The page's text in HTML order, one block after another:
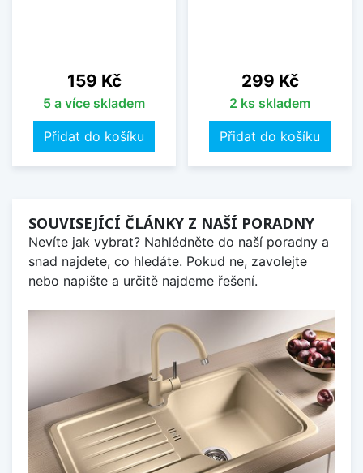
Cena
159 Kč
5 a více skladem
Přidat do košíku
Cena
299 Kč
2 ks skladem
Přidat do košíku
SOUVISEJÍCÍ ČLÁNKY Z NAŠÍ PORADNY
Nevíte jak vybrat? Nahlédněte do naší poradny a
snad najdete, co hledáte. Pokud ne, zavolejte
nebo napište a určitě najdeme řešení.